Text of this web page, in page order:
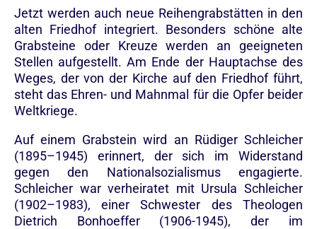
Jetzt werden auch neue Reihengrabstätten in den
alten Friedhof integriert. Besonders schöne alte
Grabsteine oder Kreuze werden an geeigneten
Stellen aufgestellt. Am Ende der Hauptachse des
Weges, der von der Kirche auf den Friedhof führt,
steht das Ehren- und Mahnmal für die Opfer beider
Weltkriege.
Auf einem Grabstein wird an Rüdiger Schleicher
(1895–1945) erinnert, der sich im Widerstand
gegen den Nationalsozialismus engagierte.
Schleicher war verheiratet mit Ursula Schleicher
(1902–1983), einer Schwester des Theologen
Dietrich Bonhoeffer (1906-1945), der im